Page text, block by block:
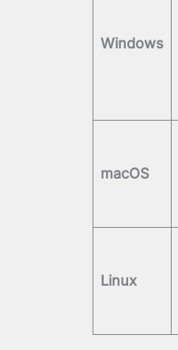
Windows
macOS
Linux